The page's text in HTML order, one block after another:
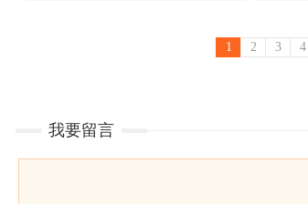
1 2 3 4
我要留言